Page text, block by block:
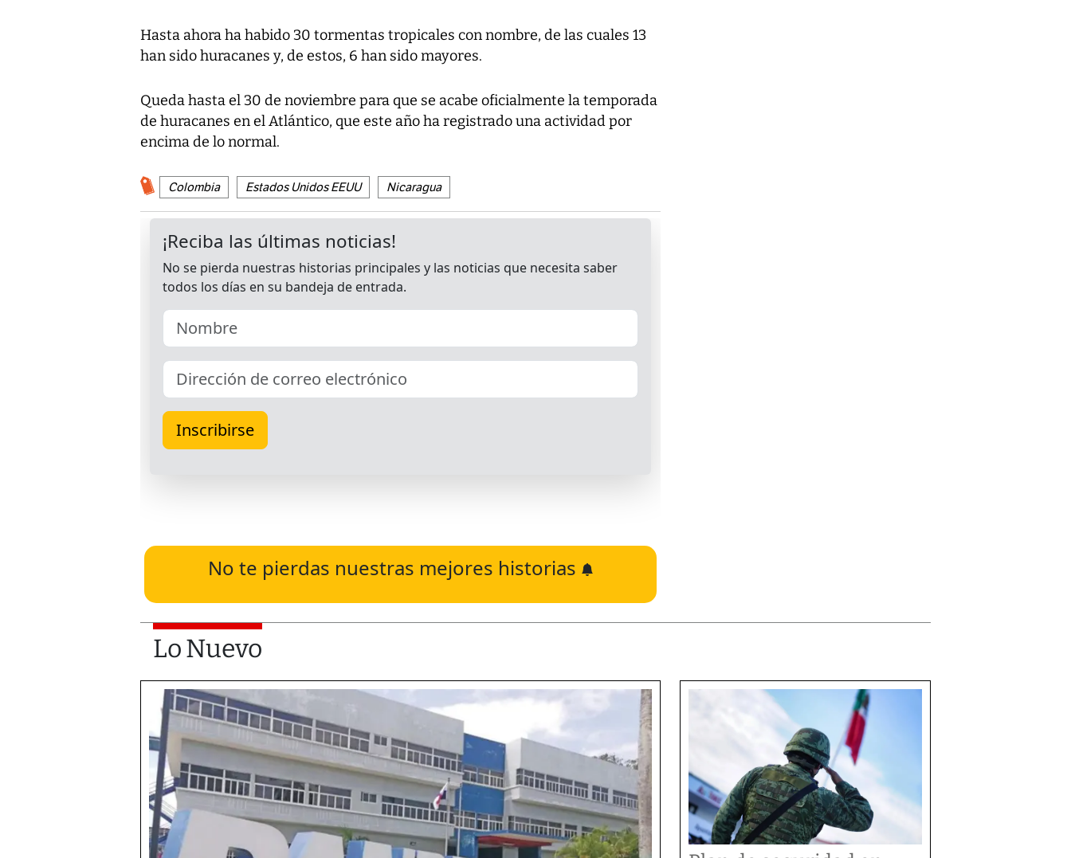
Hasta ahora ha habido 30 tormentas tropicales con nombre, de las cuales 13
han sido huracanes y, de estos, 6 han sido mayores.
Queda hasta el 30 de noviembre para que se acabe oficialmente la temporada
de huracanes en el Atlántico, que este año ha registrado una actividad por
encima de lo normal.
Colombia Estados Unidos EEUU Nicaragua
No te pierdas nuestras mejores historias
Lo Nuevo